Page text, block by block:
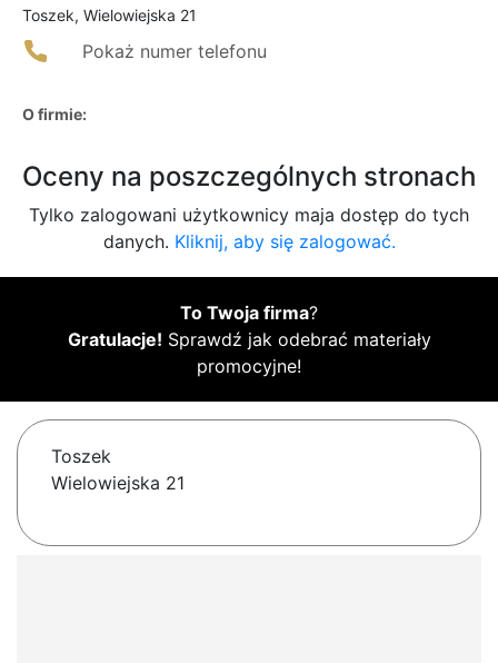
Toszek, Wielowiejska 21
Pokaż numer telefonu
O firmie:
Oceny na poszczególnych stronach
Tylko zalogowani użytkownicy maja dostęp do tych
danych. Kliknij, aby się zalogować.
To Twoja firma?
Gratulacje! Sprawdź jak odebrać materiały
promocyjne!
Toszek
Wielowiejska 21